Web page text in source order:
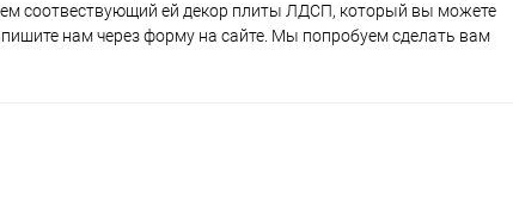
соотвествующий ей декор плиты ЛДСП, который вы можете
нам через форму на сайте. Мы попробуем сделать вам